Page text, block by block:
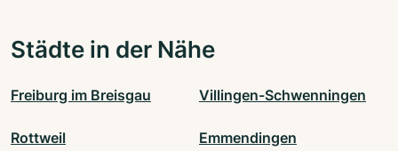
Städte in der Nähe
Freiburg im Breisgau Villingen-Schwenningen
Rottweil Emmendingen